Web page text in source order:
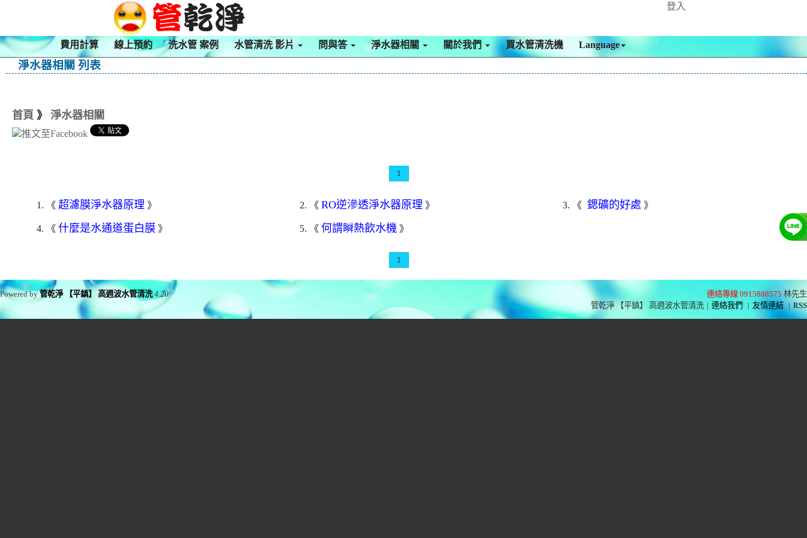
登入
費用計算 線上預約 洗水管 案例 水管清洗 影片 問與答 淨水器相關 關於我們 買水管清洗機 Language
淨水器相關 列表
首頁 》 淨水器相關
1
1. 《 超濾膜淨水器原理 》 2. 《 RO逆滲透淨水器原理 》 3. 《 鍶礦的好處 》
4. 《 什麼是水通道蛋白膜 》 5. 《 何謂瞬熱飲水機 》
1
連絡專線 0915888575 林先生
管乾淨 【平鎮】 高週波水管清洗 | 連絡我們 | 友情連結 | RSS
Powered by管乾淨 【平鎮】 高週波水管清洗 4.20